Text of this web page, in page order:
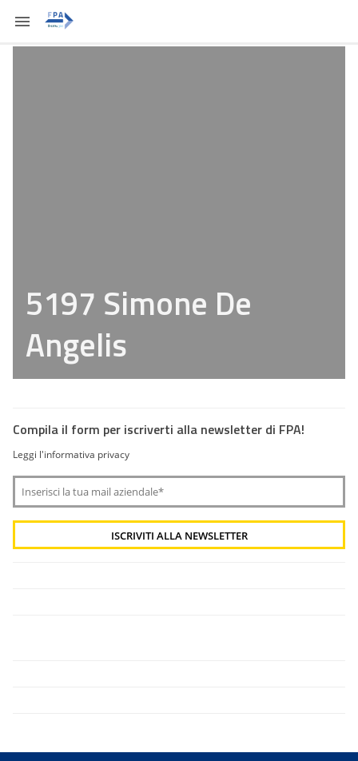
5197 Simone De
Angelis
Compila il form per iscriverti alla newsletter di FPA!
Leggi l'informativa privacy